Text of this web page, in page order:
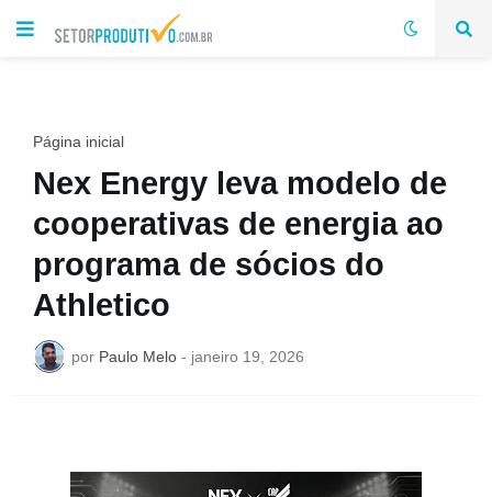
Página inicial
Nex Energy leva modelo de
cooperativas de energia ao
programa de sócios do
Athletico
por Paulo Melo - janeiro 19, 2026